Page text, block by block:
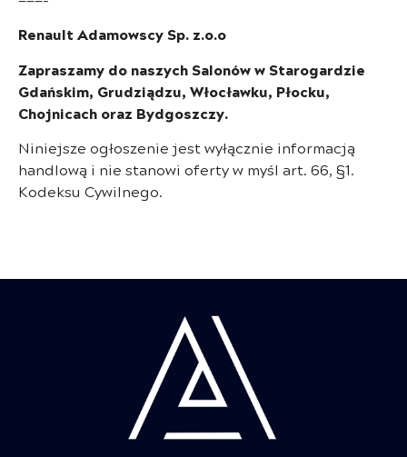
Renault Adamowscy Sp. z.o.o
Zapraszamy do naszych Salonów w Starogardzie
Gdańskim, Grudziądzu, Włocławku, Płocku,
Chojnicach oraz Bydgoszczy.
Niniejsze ogłoszenie jest wyłącznie informacją
handlową i nie stanowi oferty w myśl art. 66, §1.
Kodeksu Cywilnego.